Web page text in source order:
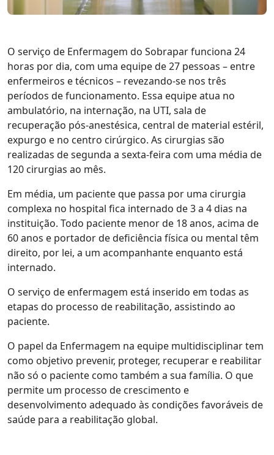
O serviço de Enfermagem do Sobrapar funciona 24
horas por dia, com uma equipe de 27 pessoas – entre
enfermeiros e técnicos – revezando-se nos três
períodos de funcionamento. Essa equipe atua no
ambulatório, na internação, na UTI, sala de
recuperação pós-anestésica, central de material estéril,
expurgo e no centro cirúrgico. As cirurgias são
realizadas de segunda a sexta-feira com uma média de
120 cirurgias ao mês.
Em média, um paciente que passa por uma cirurgia
complexa no hospital fica internado de 3 a 4 dias na
instituição. Todo paciente menor de 18 anos, acima de
60 anos e portador de deficiência física ou mental têm
direito, por lei, a um acompanhante enquanto está
internado.
O serviço de enfermagem está inserido em todas as
etapas do processo de reabilitação, assistindo ao
paciente.
O papel da Enfermagem na equipe multidisciplinar tem
como objetivo prevenir, proteger, recuperar e reabilitar
não só o paciente como também a sua família. O que
permite um processo de crescimento e
desenvolvimento adequado às condições favoráveis de
saúde para a reabilitação global.